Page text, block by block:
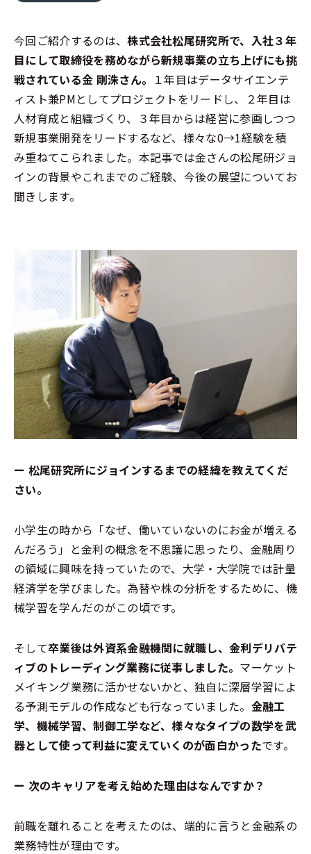
今回ご紹介するのは、株式会社松尾研究所で、入社３年
目にして取締役を務めながら新規事業の立ち上げにも挑
戦されている金 剛洙さん。 １年目はデータサイエンテ
ィスト兼PMとしてプロジェクトをリードし、２年目は
人材育成と組織づくり、３年目からは経営に参画しつつ
新規事業開発をリードするなど、様々な0→1経験を積
み重ねてこられました。本記事では金さんの松尾研ジョ
インの背景やこれまでのご経験、今後の展望についてお
聞きします。
ー 松尾研究所にジョインするまでの経緯を教えてくだ
さい。
小学生の時から「なぜ、働いていないのにお金が増える
んだろう」と金利の概念を不思議に思ったり、金融周り
の領域に興味を持っていたので、大学・大学院では計量
経済学を学びました。為替や株の分析をするために、機
械学習を学んだのがこの頃です。
そして卒業後は外資系金融機関に就職し、金利デリバテ
ィブのトレーディング業務に従事しました。 マーケット
メイキング業務に活かせないかと、独自に深層学習によ
る予測モデルの作成なども行なっていました。 金融工
学、機械学習、制御工学など、様々なタイプの数学を武
器として使って利益に変えていくのが面白かったです。
ー 次のキャリアを考え始めた理由はなんですか？
前職を離れることを考えたのは、端的に言うと金融系の
業務特性が理由です。